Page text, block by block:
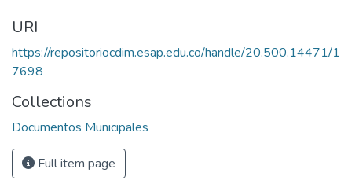
URI
https://repositoriocdim.esap.edu.co/handle/20.500.14471/1
7698
Collections
Documentos Municipales
Full item page